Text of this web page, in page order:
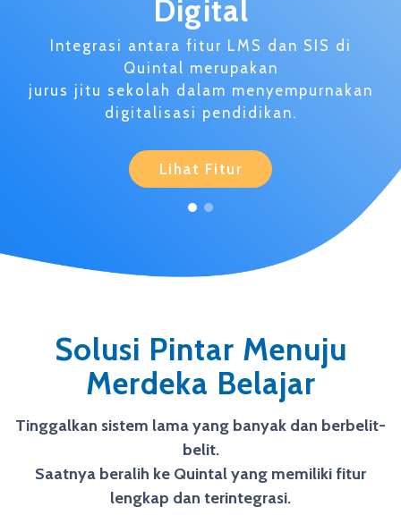
Digital
Integrasi antara fitur LMS dan SIS di
Quintal merupakan
jurus jitu sekolah dalam menyempurnakan
digitalisasi pendidikan.
Lihat Fitur
Solusi Pintar Menuju
Merdeka Belajar
Tinggalkan sistem lama yang banyak dan berbelit-
belit.
Saatnya beralih ke Quintal yang memiliki fitur
lengkap dan terintegrasi.